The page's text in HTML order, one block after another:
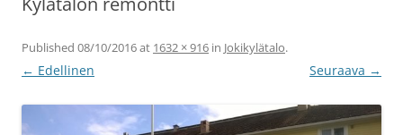
Published 08/10/2016at 1632 × 916 in Jokikylätalo.
← Edellinen Seuraava →